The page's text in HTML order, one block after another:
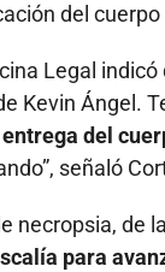
del cuerpo
Legal
Kevin Ángel.
del
señaló
de
para